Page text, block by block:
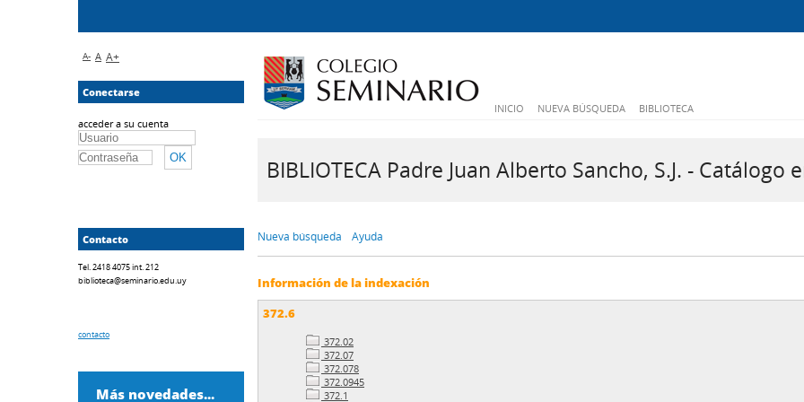
INICIO NUEVA BÚSQUEDA BIBLIOTECA
BIBLIOTECA Padre Juan Alberto Sancho, S.J. - Catálogo
Nueva búsqueda Ayuda
Información de la indexación
372.6
372.02
372.07
372.078
372.0945
372.1
A- A A+
Conectarse
acceder a su cuenta
Contacto
Tel. 2418 4075 int. 212
biblioteca@seminario.edu.uy
contacto
Más novedades...